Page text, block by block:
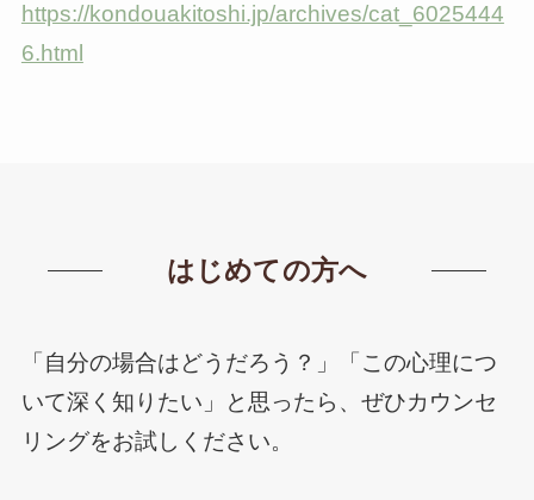
https://kondouakitoshi.jp/archives/cat_6025444
6.html
はじめての方へ
「自分の場合はどうだろう？」「この心理につ
いて深く知りたい」と思ったら、ぜひカウンセ
リングをお試しください。